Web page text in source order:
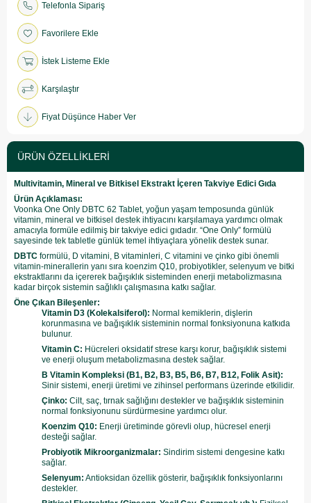
Telefonla Sipariş
Favorilere Ekle
İstek Listeme Ekle
Karşılaştır
Fiyat Düşünce Haber Ver
ÜRÜN ÖZELLIKLERI
Multivitamin, Mineral ve Bitkisel Ekstrakt İçeren Takviye Edici Gıda
Ürün Açıklaması:
Voonka One Only DBTC 62 Tablet, yoğun yaşam temposunda günlük
vitamin, mineral ve bitkisel destek ihtiyacını karşılamaya yardımcı olmak
amacıyla formüle edilmiş bir takviye edici gıdadır. “One Only” formülü
sayesinde tek tabletle günlük temel ihtiyaçlara yönelik destek sunar.
DBTC formülü, D vitamini, B vitaminleri, C vitamini ve çinko gibi önemli
vitamin-minerallerin yanı sıra koenzim Q10, probiyotikler, selenyum ve bitki
ekstraktlarını da içererek bağışıklık sisteminden enerji metabolizmasına
kadar birçok sistemin sağlıklı çalışmasına katkı sağlar.
Öne Çıkan Bileşenler:
Vitamin D3 (Kolekalsiferol): Normal kemiklerin, dişlerin
korunmasına ve bağışıklık sisteminin normal fonksiyonuna katkıda
bulunur.
Vitamin C: Hücreleri oksidatif strese karşı korur, bağışıklık sistemi
ve enerji oluşum metabolizmasına destek sağlar.
B Vitamin Kompleksi (B1, B2, B3, B5, B6, B7, B12, Folik Asit):
Sinir sistemi, enerji üretimi ve zihinsel performans üzerinde etkilidir.
Çinko: Cilt, saç, tırnak sağlığını destekler ve bağışıklık sisteminin
normal fonksiyonunu sürdürmesine yardımcı olur.
Koenzim Q10: Enerji üretiminde görevli olup, hücresel enerji
desteği sağlar.
Probiyotik Mikroorganizmalar: Sindirim sistemi dengesine katkı
sağlar.
Selenyum: Antioksidan özellik gösterir, bağışıklık fonksiyonlarını
destekler.